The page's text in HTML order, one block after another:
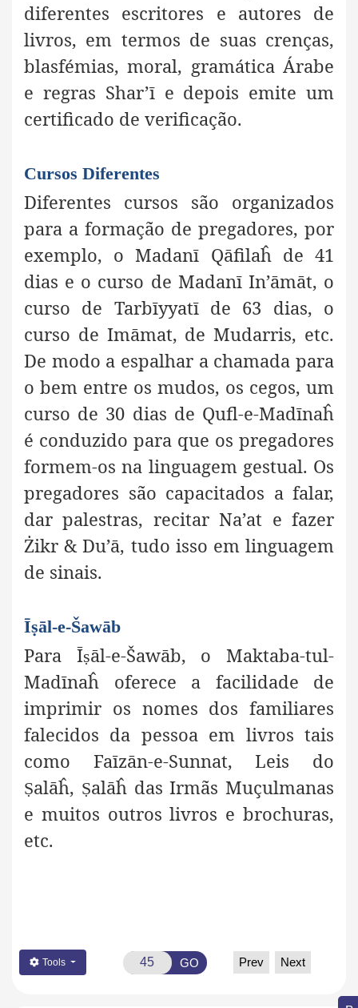
diferentes escritores e autores de
livros, em termos de suas crenças,
blasfémias, moral, gramática Árabe
e regras Shar’ī e depois emite um
certificado de verificação.
Cursos Diferentes
Diferentes cursos são organizados
para a formação de pregadores, por
exemplo, o Madanī Qāfilaĥ de 41
dias e o curso de Madanī In’āmāt, o
curso de Tarbīyyatī de 63 dias, o
curso de Imāmat, de Mudarris, etc.
De modo a espalhar a chamada para
o bem entre os mudos, os cegos, um
curso de 30 dias de Qufl-e-Madīnaĥ
é conduzido para que os pregadores
formem-os na linguagem gestual. Os
pregadores são capacitados a falar,
dar palestras, recitar Na’at e fazer
Żikr & Du’ā, tudo isso em linguagem
de sinais.
Īṣāl-e-Šawāb
Para Īṣāl-e-Šawāb, o Maktaba-tul-
Madīnaĥ oferece a facilidade de
imprimir os nomes dos familiares
falecidos da pessoa em livros tais
como Faīzān-e-Sunnat, Leis do
Ṣalāĥ, Ṣalāĥ das Irmãs Muçulmanas
e muitos outros livros e brochuras,
etc.
Tools GO Prev Next